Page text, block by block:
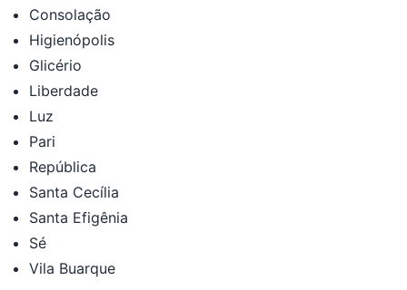
Consolação
Higienópolis
Glicério
Liberdade
Luz
Pari
República
Santa Cecília
Santa Efigênia
Sé
Vila Buarque